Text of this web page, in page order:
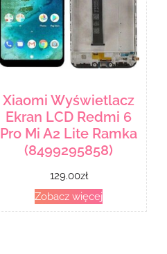
Xiaomi Wyświetlacz
Ekran LCD Redmi 6
Pro Mi A2 Lite Ramka
(8499295858)
129.00zł
Zobacz więcej